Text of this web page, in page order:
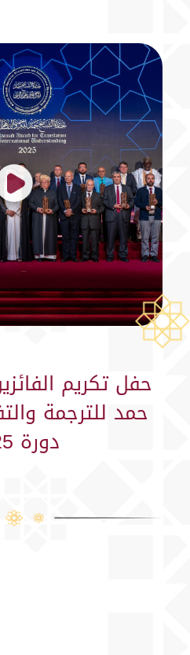
حفل تكريم
حمد للترجمة
دورة 2025